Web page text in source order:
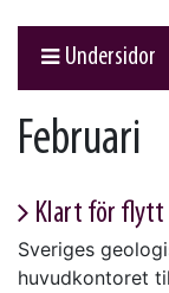
Undersidor
Februari
Klart för flytt
Sveriges
huvudkontoret